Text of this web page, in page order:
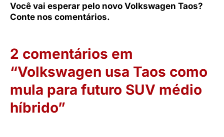
Você vai esperar pelo novo Volkswagen Taos?
Conte nos comentários.
2 comentários em
“Volkswagen usa Taos como
mula para futuro SUV médio
híbrido”